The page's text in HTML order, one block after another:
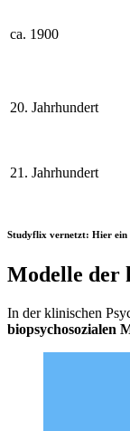
ca. 1900
20. Jahrhundert
21. Jahrhundert
Studyflix vernetzt: Hier ein
Modelle der
In der klinischen
biopsychosozialen